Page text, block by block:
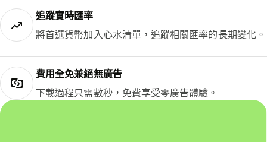
追蹤實時匯率
將首選貨幣加入心水清單，追蹤相關匯率的長期變化。
費用全免兼絕無廣告
下載過程只需數秒，免費享受零廣告體驗。